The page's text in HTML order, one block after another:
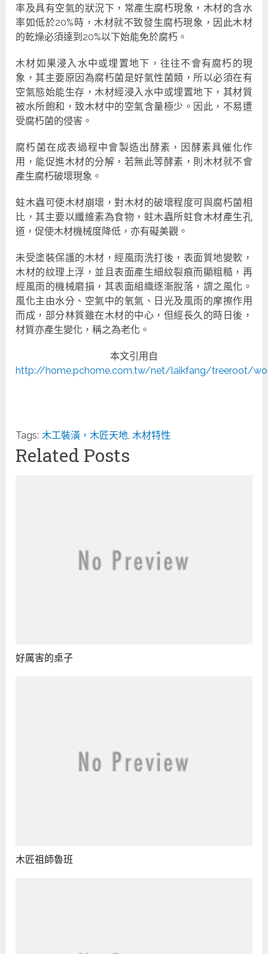
率及具有空氣的狀況下，常產生腐朽現象，木材的含水
率如低於20%時，木材就不致發生腐朽現象，因此木材
的乾燥必須達到20%以下始能免於腐朽。
木材如果浸入水中或埋置地下，往往不會有腐朽的現
象，其主要原因為腐朽菌是好氣性菌類，所以必須在有
空氣態始能生存，木材經浸入水中或埋置地下，其材質
被水所飽和，致木材中的空氣含量極少。因此，不易遭
受腐朽菌的侵害。
腐朽菌在成表過程中會製造出酵素，因酵素具催化作
用，能促進木材的分解，若無此等酵素，則木材就不會
產生腐朽破壞現象。
蛀木蟲可使木材崩壞，對木材的破壞程度可與腐朽菌相
比，其主要以纖維素為食物，蛀木蟲所蛀食木材產生孔
道，促使木材機械度降低，亦有礙美觀。
未受塗裝保護的木材，經風雨洗打後，表面質地變軟，
木材的紋理上浮，並且表面產生細紋裂痕而顯粗糙，再
經風雨的機械磨損，其表面組織逐漸脫落，謂之風化。
風化主由水分、空氣中的氧氣、日光及風雨的摩擦作用
而成，部分林質雖在木材的中心，但經長久的時日後，
材質亦產生變化，稱之為老化。
本文引用自
http://home.pchome.com.tw/net/laikfang/treeroot/
Tags: 木工裝潢，木匠天地,木材特性
Related Posts
好厲害的桌子
木匠祖師魯班